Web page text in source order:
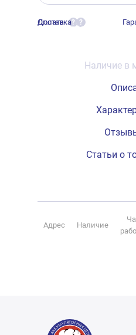
Оплата ?
Доставка ?
Наличие в
Статьи о
Адрес Наличие